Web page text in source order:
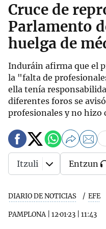
Cruce de
Parlamento
huelga de
Induráin afirma que el
la "falta de
ella tenía
diferentes foros se
profesionales y no hizo
DIARIO DE NOTICIAS EFE
PAMPLONA| 12·01·23 11:43
Itzuli Entzun